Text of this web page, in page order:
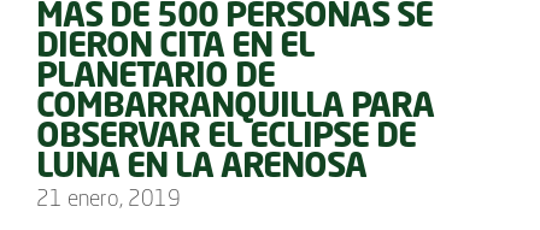
MÁS DE 500 PERSONAS SE
DIERON CITA EN EL
PLANETARIO DE
COMBARRANQUILLA PARA
OBSERVAR EL ECLIPSE DE
LUNA EN LA ARENOSA
21 enero, 2019